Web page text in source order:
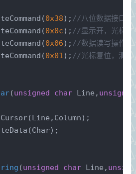
0x38); //八位数据接口，
0x0c); //显示开，光标关
0x06); //数据读写操作后
0x01); //光标复位，清屏
(unsigned char Line, unsigned
(unsigned char Line,